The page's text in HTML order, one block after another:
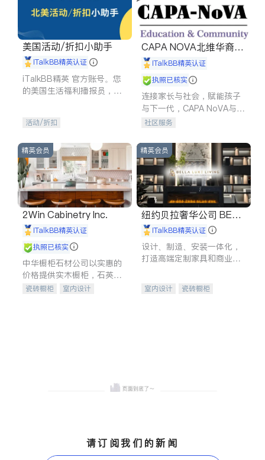
美国活动/折扣小助手
iTalkBB精英认证
iTalkBB精英 官方账号。您
的美国生活福利播报员，精
专属福利。
活动/折扣
CAPA NOVA北维华裔家
长会iTalkBB精英认证
执照已核实
连接家长与社会，赋能孩子
与下一代，CAPA NoVA与您
携手建设包容、公平、充满
社区服务
精英会员
2Win Cabinetry Inc.
iTalkBB精英认证
执照已核实
中华橱柜石材公司以实惠的
价格提供实木橱柜，石英石
台面，多种优质不锈钢水
瓷砖橱柜
室内设计
精英会员
纽约贝拉奢华公司 BELL
A LUXE
iTalkBB精英认证
设计、制造、安装一体化，
打造高端定制家具和商业空
室内设计
瓷砖橱柜
请订阅我们的新闻